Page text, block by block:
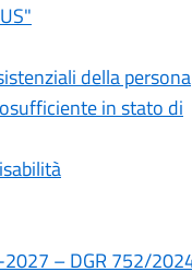
della persona
in stato di
– DGR 752/